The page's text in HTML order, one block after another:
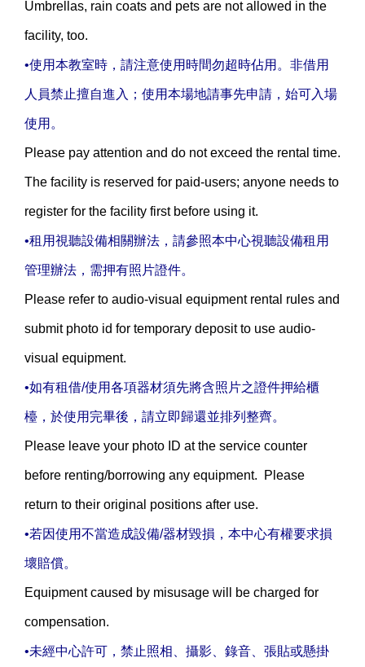
Umbrellas, rain coats and pets are not allowed in the
facility, too.
•使用本教室時，請注意使用時間勿超時佔用。非借用
人員禁止擅自進入；使用本場地請事先申請，始可入場
使用。
Please pay attention and do not exceed the rental time.
The facility is reserved for paid-users; anyone needs to
register for the facility first before using it.
•租用視聽設備相關辦法，請參照本中心視聽設備租用
管理辦法，需押有照片證件。
Please refer to audio-visual equipment rental rules and
submit photo id for temporary deposit to use audio-
visual equipment.
•如有租借/使用各項器材須先將含照片之證件押給櫃
檯，於使用完畢後，請立即歸還並排列整齊。
Please leave your photo ID at the service counter
before renting/borrowing any equipment. Please
return to their original positions after use.
•若因使用不當造成設備/器材毀損，本中心有權要求損
壞賠償。
Equipment caused by misusage will be charged for
compensation.
•未經中心許可，禁止照相、攝影、錄音、張貼或懸掛